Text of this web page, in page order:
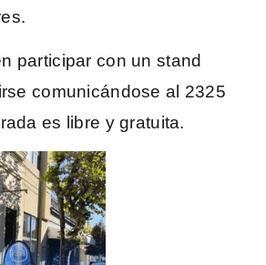
participar con un stand
comunicándose al 2325
es libre y gratuita.